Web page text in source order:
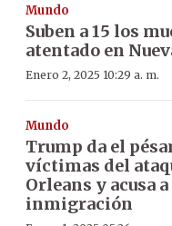
Mundo
Suben a 15 los
atentado en
Enero 2, 2025 10:29 a. m.
Mundo
Trump da el
víctimas del
Orleans y acusa
inmigración